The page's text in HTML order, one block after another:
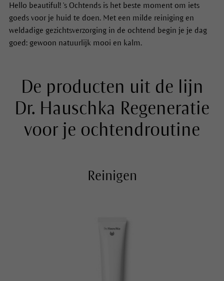
Hello beautiful! 's Ochtends is het beste moment om iets
goeds voor je huid te doen. Met een milde reiniging en
weldadige gezichtsverzorging in de ochtend begin je je dag
goed: gewoon natuurlijk mooi en kalm.
De producten uit de lijn
Dr. Hauschka Regeneratie
voor je ochtendroutine
Reinigen